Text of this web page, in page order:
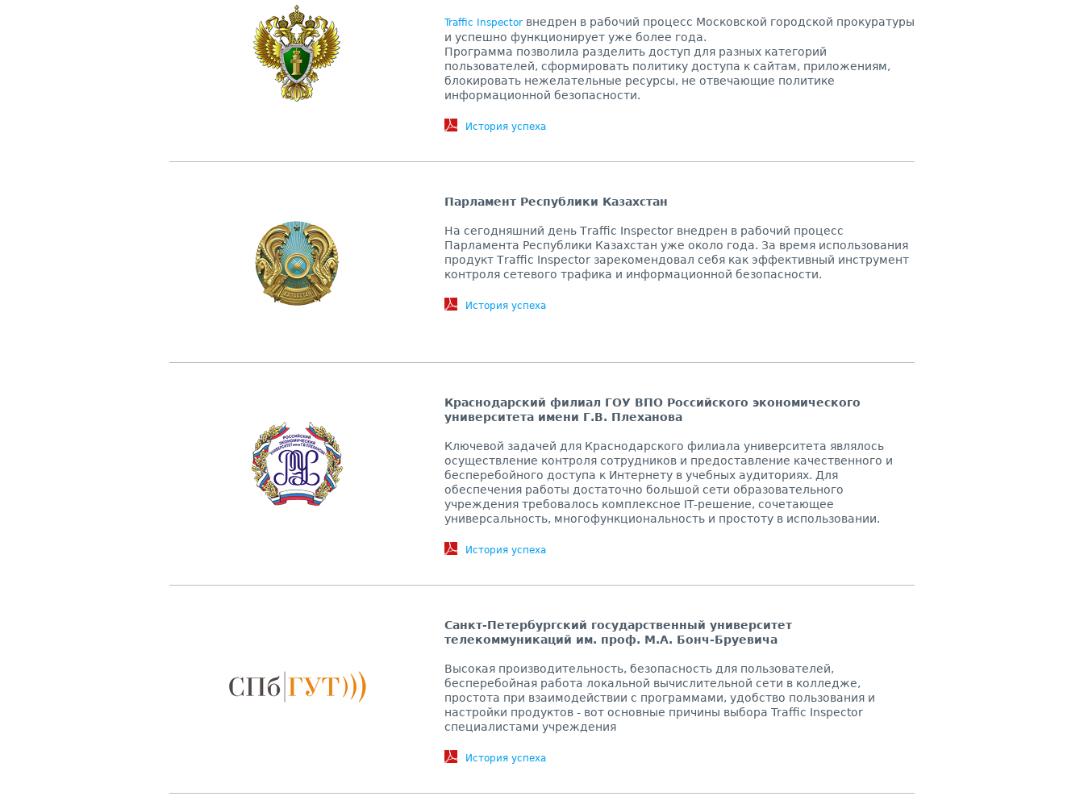
Traffic Inspector внедрен в рабочий процесс Московской городской прокуратуры
и успешно функционирует уже более года.
Программа позволила разделить доступ для разных категорий
пользователей, сформировать политику доступа к сайтам, приложениям,
блокировать нежелательные ресурсы, не отвечающие политике
информационной безопасности.
История успеха
Парламент Республики Казахстан
На сегодняшний день Тraffic Inspector внедрен в рабочий процесс
Парламента Республики Казахстан уже около года. За время использования
продукт Тraffic Inspector зарекомендовал себя как эффективный инструмент
контроля сетевого трафика и информационной безопасности.
История успеха
Краснодарский филиал ГОУ ВПО Российского экономического
университета имени Г.В. Плеханова
Ключевой задачей для Краснодарского филиала университета являлось
осуществление контроля сотрудников и предоставление качественного и
бесперебойного доступа к Интернету в учебных аудиториях. Для
обеспечения работы достаточно большой сети образовательного
учреждения требовалось комплексное IT-решение, сочетающее
универсальность, многофункциональность и простоту в использовании.
История успеха
Санкт-Петербургский государственный университет
телекоммуникаций им. проф. М.А. Бонч-Бруевича
Высокая производительность, безопасность для пользователей,
бесперебойная работа локальной вычислительной сети в колледже,
простота при взаимодействии с программами, удобство пользования и
настройки продуктов - вот основные причины выбора Traffic Inspector
специалистами учреждения
История успеха